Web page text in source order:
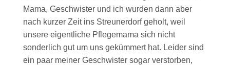
Mama, Geschwister und ich wurden dann aber
nach kurzer Zeit ins Streunerdorf geholt, weil
unsere eigentliche Pflegemama sich nicht
sonderlich gut um uns gekümmert hat. Leider sind
ein paar meiner Geschwister sogar verstorben,